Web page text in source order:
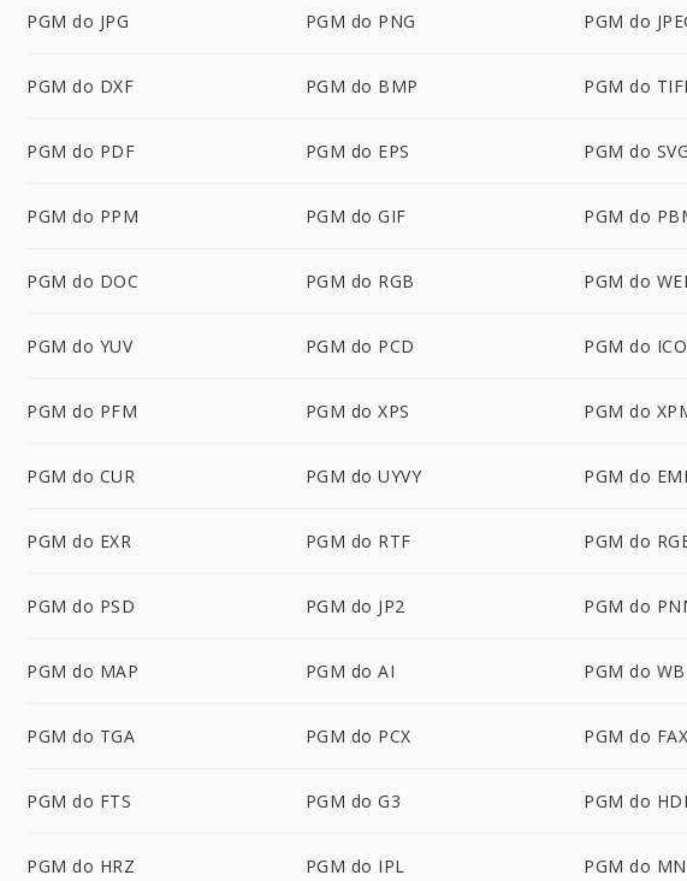
PGM do JPG PGM do PNG PGM do
PGM do DXF PGM do BMP PGM do
PGM do PDF PGM do EPS PGM do SVG
PGM do PPM PGM do GIF PGM do
PGM do DOC PGM do RGB PGM do
PGM do YUV PGM do PCD PGM do ICO
PGM do PFM PGM do XPS PGM do
PGM do CUR PGM do UYVY PGM do
PGM do EXR PGM do RTF PGM do
PGM do PSD PGM do JP2 PGM do
PGM do MAP PGM do AI PGM do
PGM do TGA PGM do PCX PGM do FAX
PGM do FTS PGM do G3 PGM do
PGM do HRZ PGM do IPL PGM do